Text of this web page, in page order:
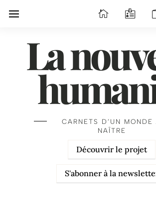
La
CARNETS D’UN MONDE
NAÎTRE
Découvrir le projet
S'abonner à la